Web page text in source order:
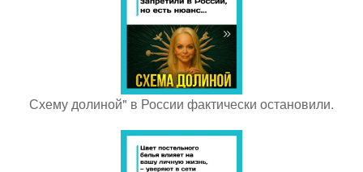
Схему долиной" в России фактически остановили.